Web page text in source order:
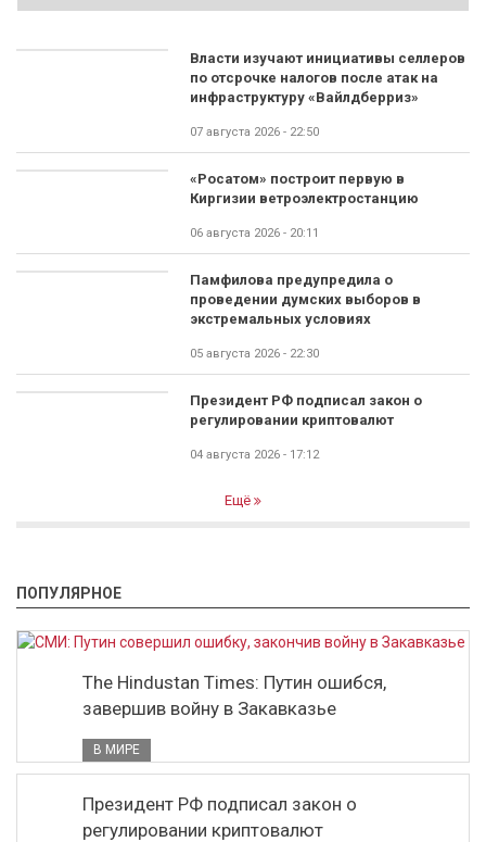
Власти изучают инициативы селлеров
по отсрочке налогов после атак на
инфраструктуру «Вайлдберриз»
07 августа 2026 - 22:50
«Росатом» построит первую в
Киргизии ветроэлектростанцию
06 августа 2026 - 20:11
Памфилова предупредила о
проведении думских выборов в
экстремальных условиях
05 августа 2026 - 22:30
Президент РФ подписал закон о
регулировании криптовалют
04 августа 2026 - 17:12
Ещё
ПОПУЛЯРНОЕ
The Hindustan Times: Путин ошибся,
завершив войну в Закавказье
В МИРЕ
Президент РФ подписал закон о
регулировании криптовалют